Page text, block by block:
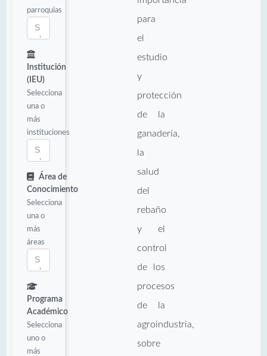
parroquias
Institución
(IEU)
Selecciona
una o
más
instituciones
Área de
Conocimiento
Selecciona
una o
más
áreas
Programa
Académico
Selecciona
uno o
más
para
el
estudio
y
protección
de la
ganadería,
la
salud
del
rebaño
y el
control
de los
procesos
de la
agroindustria,
sobre